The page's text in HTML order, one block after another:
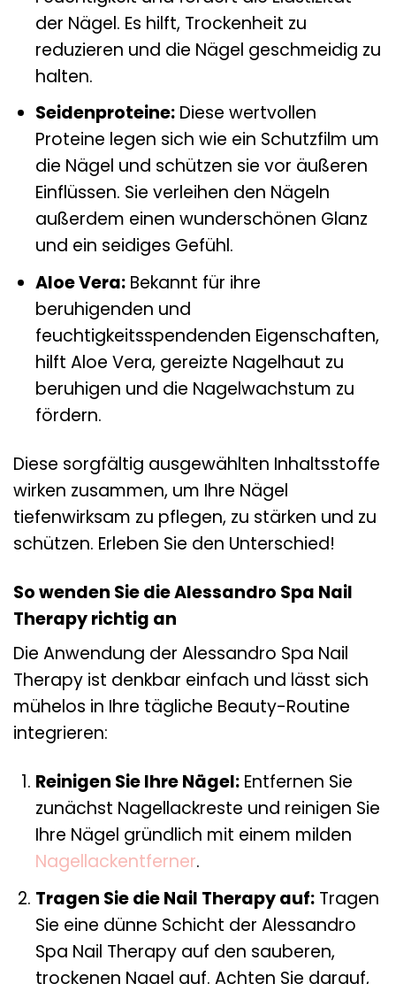
der Nägel. Es hilft, Trockenheit zu
reduzieren und die Nägel geschmeidig zu
halten.
Seidenproteine:Diese wertvollen
Proteine legen sich wie ein Schutzfilm um
die Nägel und schützen sie vor äußeren
Einflüssen. Sie verleihen den Nägeln
außerdem einen wunderschönen Glanz
und ein seidiges Gefühl.
Aloe Vera:Bekannt für ihre
beruhigenden und
feuchtigkeitsspendenden Eigenschaften,
hilft Aloe Vera, gereizte Nagelhaut zu
beruhigen und die Nagelwachstum zu
fördern.
Diese sorgfältig ausgewählten Inhaltsstoffe
wirken zusammen, um Ihre Nägel
tiefenwirksam zu pflegen, zu stärken und zu
schützen. Erleben Sie den Unterschied!
So wenden Sie die Alessandro Spa Nail
Therapy richtig an
Die Anwendung der Alessandro Spa Nail
Therapy ist denkbar einfach und lässt sich
mühelos in Ihre tägliche Beauty-Routine
integrieren:
Reinigen Sie Ihre Nägel:Entfernen Sie
zunächst Nagellackreste und reinigen Sie
Ihre Nägel gründlich mit einem milden
Nagellackentferner.
Tragen Sie die Nail Therapy auf:Tragen
Sie eine dünne Schicht der Alessandro
Spa Nail Therapy auf den sauberen,
trockenen Nagel auf. Achten Sie darauf,